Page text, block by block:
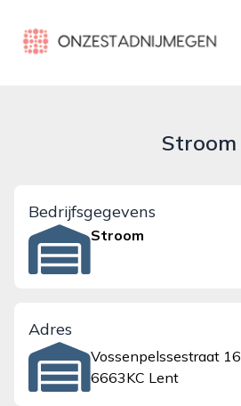
onzestadnijmegen.nl
Stroom
Bedrijfsgegevens
Stroom
Adres
Vossenpelssestraat 16
6663KC Lent